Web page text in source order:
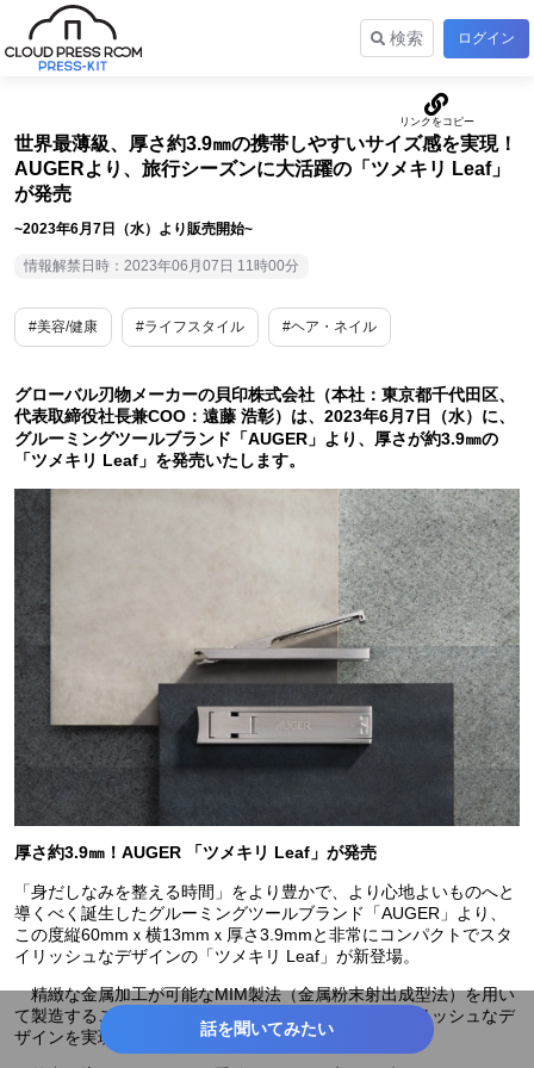
検索 ログイン
世界最薄級、厚さ約3.9㎜の携帯しやすいサイズ感を実現！
AUGERより、旅行シーズンに大活躍の「ツメキリ Leaf」
が発売
~2023年6月7日（水）より販売開始~
情報解禁日時：2023年06月07日 11時00分
#美容/健康 #ライフスタイル #ヘア・ネイル
グローバル刃物メーカーの貝印株式会社（本社：東京都千代田区、
代表取締役社長兼COO：遠藤 浩彰）は、2023年6月7日（水）に、
グルーミングツールブランド「AUGER」より、厚さが約3.9㎜の
「ツメキリ Leaf」を発売いたします。
厚さ約3.9㎜！AUGER 「ツメキリ Leaf」が発売
「身だしなみを整える時間」をより豊かで、より心地よいものへと
導くべく誕生したグルーミングツールブランド「AUGER」より、
この度縦60mmｘ横13mmｘ厚さ3.9mmと非常にコンパクトでスタ
イリッシュなデザインの「ツメキリ Leaf」が新登場。
精緻な金属加工が可能なMIM製法（金属粉末射出成型法）を用い
て製造することで、携帯しやすいサイズ感と、スタイリッシュなデ
ザインを実現しました。
話を聞いてみたい